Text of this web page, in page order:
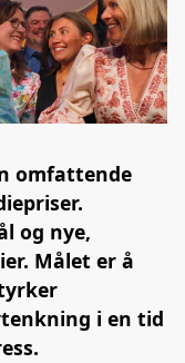
omfattende
og nye,
Målet er å
i en tid